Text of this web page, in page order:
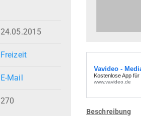
24.05.2015
Freizeit
E-Mail
270
Beschreibung